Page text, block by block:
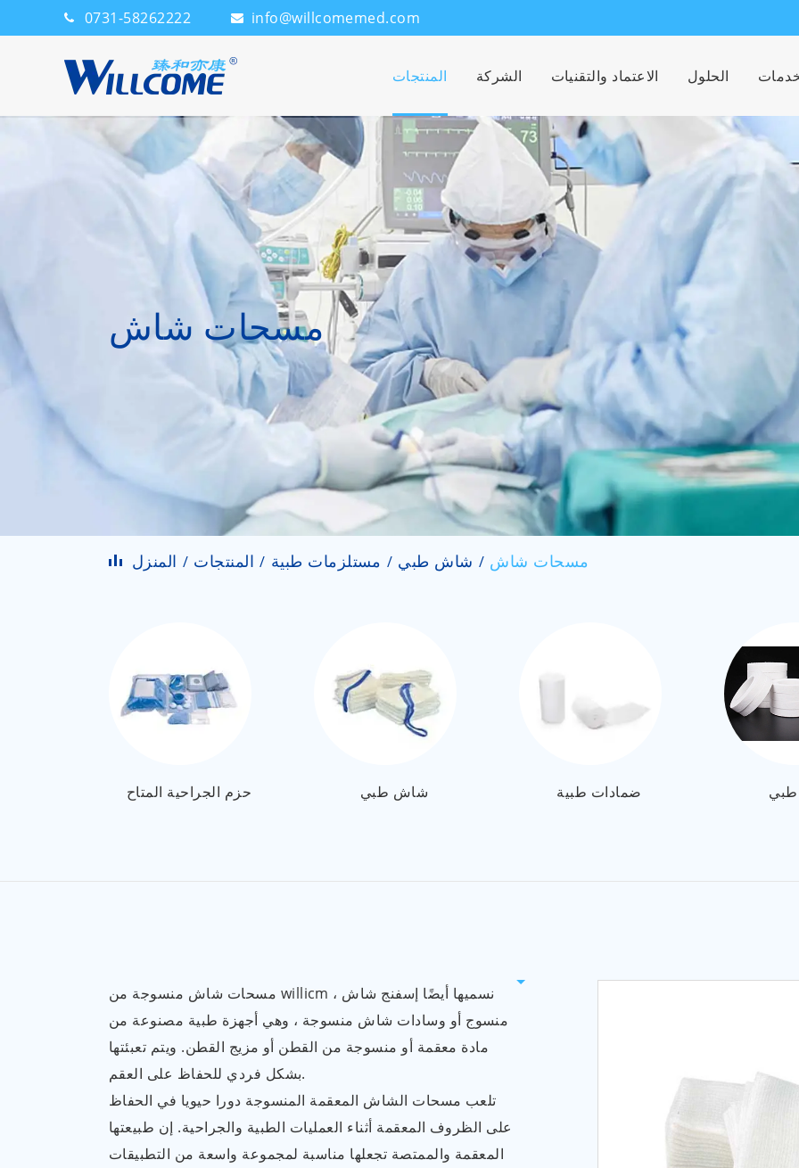
0731-58262222 info@willcomemed.com
المنتجات الشركة الاعتماد والتقنيات الحلول
مسحات شاش
المنزل المنتجات مستلزمات طبية شاش طبي مسحات شاش
حزم الجراحية المتاح شاش طبي ضمادات طبية
مسحات شاش منسوجة من willicm ، نسميها أيضًا إسفنج شاش
منسوج أو وسادات شاش منسوجة ، وهي أجهزة طبية مصنوعة من
مادة معقمة أو منسوجة من القطن أو مزيج القطن. ويتم تعبئتها
بشكل فردي للحفاظ على العقم.
تلعب مسحات الشاش المعقمة المنسوجة دورا حيويا في الحفاظ
على الظروف المعقمة أثناء العمليات الطبية والجراحية. إن طبيعتها
المعقمة والممتصة تجعلها مناسبة لمجموعة واسعة من التطبيقات